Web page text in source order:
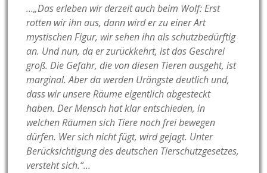
…„Das erleben wir derzeit auch beim Wolf: Erst
rotten wir ihn aus, dann wird er zu einer Art
mystischen Figur, wir sehen ihn als schutzbedürftig
an. Und nun, da er zurückkehrt, ist das Geschrei
groß. Die Gefahr, die von diesen Tieren ausgeht, ist
marginal. Aber da werden Urängste deutlich und,
dass wir unsere Räume eigentlich abgesteckt
haben. Der Mensch hat klar entschieden, in
welchen Räumen sich Tiere noch frei bewegen
dürfen. Wer sich nicht fügt, wird gejagt. Unter
Berücksichtigung des deutschen Tierschutzgesetzes,
versteht sich.“…